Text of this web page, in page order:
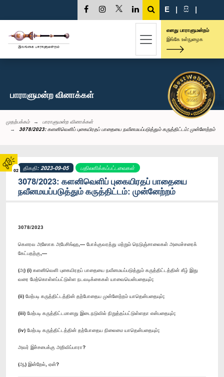
02
E | සි |
எனது பாராளுமன்றம்
இங்கே உள்நுழைக
பாராளுமன்ற வினாக்கள்
முதற்பக்கம்
பாராளுமன்ற வினாக்கள்
3078/2023: களனிவெளிப் புகையிரதப் பாதையை நவீனமயப்படுத்தும் கருத்திட்டம்: முன்னேற்றம்
திகதி: 2023-09-05 பதிலளிக்கப்பட்டவைகள்
3078/2023: களனிவெளிப் புகையிரதப் பாதையை
நவீனமயப்படுத்தும் கருத்திட்டம்: முன்னேற்றம்
3078/2023
கௌரவ அஸோக அபேசிங்ஹ,— போக்குவரத்து மற்றும் நெடுஞ்சாலைகள் அமைச்சரைக்
கேட்பதற்கு,—
(அ) (i) களனிவெளி புகையிரதப் பாதையை நவீனமயப்படுத்தும் கருத்திட்டத்தின் கீழ் இது
வரை மேற்கொள்ளப்பட்டுள்ள நடவடிக்கைகள் யாவையென்பதையும்;
(ii) மேற்படி கருத்திட்டத்தின் தற்போதைய முன்னேற்றம் யாதென்பதையும்;
(iii) மேற்படி கருத்திட்டமானது இடைநடுவில் நிறுத்தப்பட்டுள்ளதா என்பதையும்;
(iv) மேற்படி கருத்திட்டத்தின் தற்போதைய நிலைமை யாதென்பதையும்;
அவர் இச்சபைக்கு அறிவிப்பாரா?
(ஆ) இன்றேல், ஏன்?